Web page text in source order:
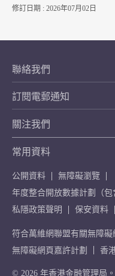
修訂日期 : 2026年07月02日
聯絡我們
訂閱電郵通知
關注我們
常用資料
公開資料
無障礙瀏覽
年度整合開放數據計劃（包
私隱政策聲明
保安資料
符合萬維網聯盟有關無障
無障礙網頁嘉許計劃
香
© 2026 年香港金融管理局